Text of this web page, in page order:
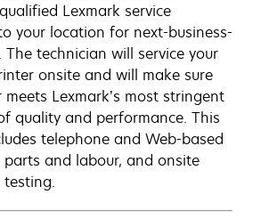
Lexmark service
your location for next-business-
The technician will service your
onsite and will make sure
Lexmark’s most stringent
quality and performance. This
telephone and Web-based
and labour, and onsite
testing.